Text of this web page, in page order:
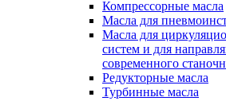
Компрессорные масла
Масла для
Масла для
систем и для
современного
Редукторные масла
Турбинные масла